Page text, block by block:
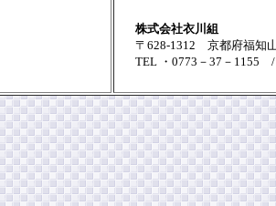
株式会社衣川組
〒628-1312 京都府福知
TEL ・0773－37－1155